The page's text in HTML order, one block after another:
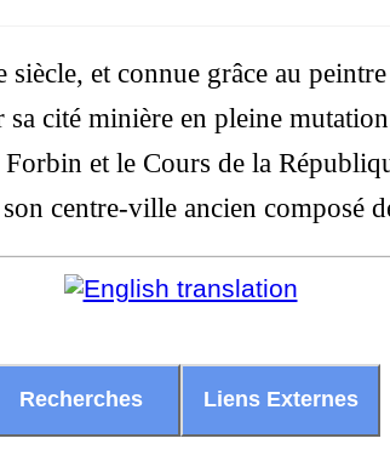
et connue grâce au
sa cité minière en pleine
Forbin et le Cours de la
centre-ville ancien composé
Recherches Liens Externes